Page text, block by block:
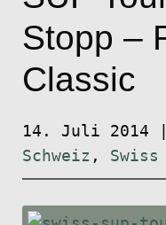
Stopp –
Classic
14. Juli 2014
Schweiz , Swiss